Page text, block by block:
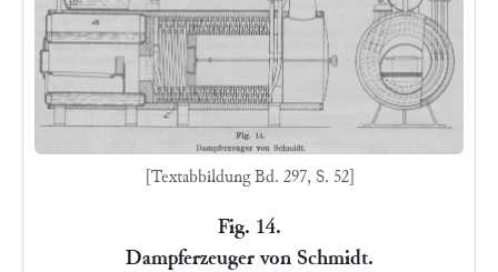
[Textabbildung Bd. 297, S. 52]
Fig. 14.
Dampferzeuger von Schmidt.